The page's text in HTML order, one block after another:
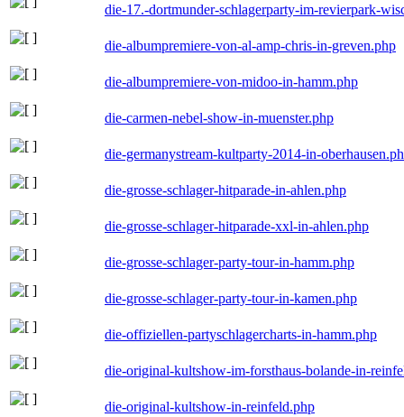
die-17.-dortmunder-schlagerparty-im-revierpark-
die-albumpremiere-von-al-amp-chris-in-greven.php
die-albumpremiere-von-midoo-in-hamm.php
die-carmen-nebel-show-in-muenster.php
die-germanystream-kultparty-2014-in-
die-grosse-schlager-hitparade-in-ahlen.php
die-grosse-schlager-hitparade-xxl-in-ahlen.php
die-grosse-schlager-party-tour-in-hamm.php
die-grosse-schlager-party-tour-in-kamen.php
die-offiziellen-partyschlagercharts-in-hamm.php
die-original-kultshow-im-forsthaus-bolande-in-
die-original-kultshow-in-reinfeld.php